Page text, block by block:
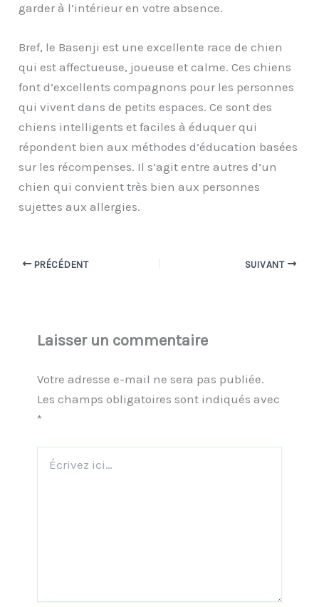
garder à l’intérieur en votre absence.
Bref, le Basenji est une excellente race de chien
qui est affectueuse, joueuse et calme. Ces chiens
font d’excellents compagnons pour les personnes
qui vivent dans de petits espaces. Ce sont des
chiens intelligents et faciles à éduquer qui
répondent bien aux méthodes d’éducation basées
sur les récompenses. Il s’agit entre autres d’un
chien qui convient très bien aux personnes
sujettes aux allergies.
PRÉCÉDENT SUIVANT
Laisser un commentaire
Votre adresse e-mail ne sera pas publiée.
Les champs obligatoires sont indiqués avec
*
ici…